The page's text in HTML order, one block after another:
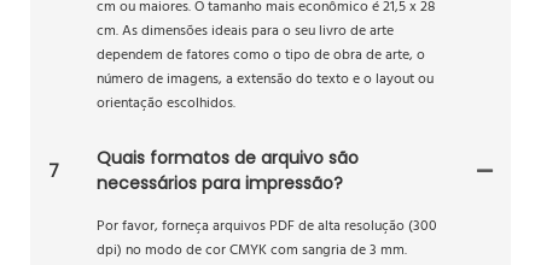
cm ou maiores. O tamanho mais econômico é 21,5 x 28
cm. As dimensões ideais para o seu livro de arte
dependem de fatores como o tipo de obra de arte, o
número de imagens, a extensão do texto e o layout ou
orientação escolhidos.
7
Quais formatos de arquivo são
necessários para impressão?
Por favor, forneça arquivos PDF de alta resolução (300
dpi) no modo de cor CMYK com sangria de 3 mm.